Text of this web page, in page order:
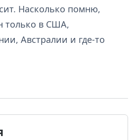
Насколько помню,
только в США,
Австралии и где-то